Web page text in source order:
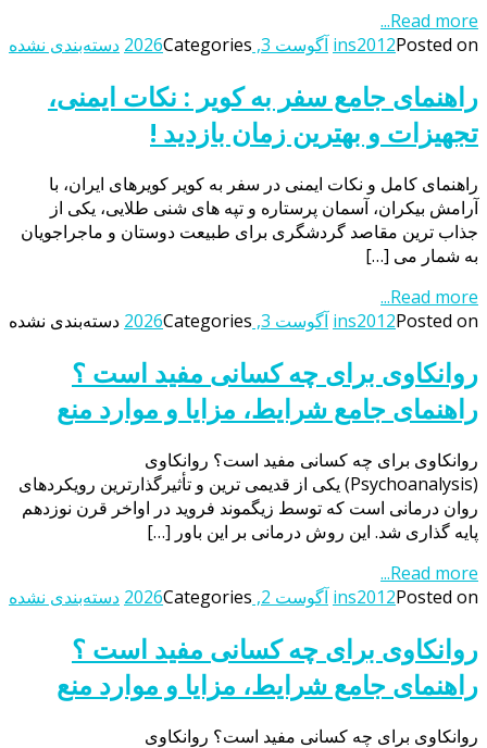
Read more...
ins2012Posted on آگوست 3, 2026 Categories دسته‌بندی نشده
راهنمای جامع سفر به کویر : نکات ایمنی،
تجهیزات و بهترین زمان بازدید !
راهنمای کامل و نکات ایمنی در سفر به کویر کویرهای ایران، با
آرامش بیکران، آسمان پرستاره و تپه های شنی طلایی، یکی از
جذاب ترین مقاصد گردشگری برای طبیعت دوستان و ماجراجویان
به شمار می […]
Read more...
ins2012Posted on آگوست 3, 2026 Categories دسته‌بندی نشده
روانکاوی برای چه کسانی مفید است ؟
راهنمای جامع شرایط، مزایا و موارد منع
روانکاوی برای چه کسانی مفید است؟ روانکاوی
(Psychoanalysis) یکی از قدیمی ترین و تأثیرگذارترین رویکردهای
روان درمانی است که توسط زیگموند فروید در اواخر قرن نوزدهم
پایه گذاری شد. این روش درمانی بر این باور […]
Read more...
ins2012Posted on آگوست 2, 2026 Categories دسته‌بندی نشده
روانکاوی برای چه کسانی مفید است ؟
راهنمای جامع شرایط، مزایا و موارد منع
روانکاوی برای چه کسانی مفید است؟ روانکاوی